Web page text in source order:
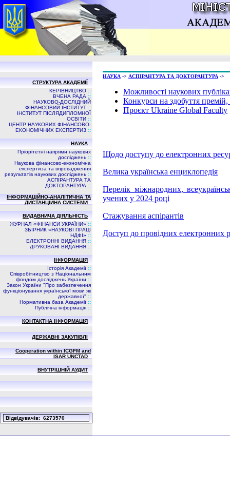
СТРУКТУРА АКАДЕМІЇ
КЕРІВНИЦТВО ::
ВЧЕНА РАДА ::
НАУКОВО-ДОСЛІДНИЙ
ФІНАНСОВИЙ ІНСТИТУТ ::
ІНСТИТУТ ПІСЛЯДИПЛОМНОЇ
ОСВІТИ ::
ЦЕНТР НАУКОВИХ ФІНАНСОВО-
ЕКОНОМІЧНИХ ЕКСПЕРТИЗ ::
НАУКА
Пріорітетні напрями наукових
досліджень ::
Наукова фінансово-економічна
експертиза та впровадження
результатів наукових досліджень ::
АСПIРАНТУРА ТА
ДОКТОРАНТУРА ::
ІНФОРМАЦІЙНО-АНАЛІТИЧНА ТА
ДИСТАНЦІЙНА СИСТЕМИ
ВИДАВНИЧА ДIЯЛЬНIСТЬ
ЖУРНАЛ «ФІНАНСИ УКРАЇНИ» ::
ЗБIРНИК «НАУКОВI ПРАЦI
НДФI» ::
ЕЛЕКТРОННІ ВИДАННЯ ::
ДРУКОВАНІ ВИДАННЯ ::
ІНФОРМАЦІЯ
Історія Академії ::
Співробітництво з Національним
фондом досліджень України ::
Закон України "Про забезпечення
функціонування української мови як
державної" ::
Нормативна база Академії ::
Публічна інформація ::
КОНТАКТНА ІНФОРМАЦІЯ
ДЕРЖАВНІ ЗАКУПІВЛІ
Cooperation within ICGFM and
ISAR UNCTAD
ВНУТРІШНІЙ АУДИТ
Вiдвiдувачiв: 6273570
НАУКА -> АСПIРАНТУРА ТА ДОКТОРАНТУРА ->
Можливості наукових
Конкурси на здобуття премій,
Проєкт Ukraine Global Faculty
Щодо доступу до електронних
Велика українська енциклопедія
Перелік міжнародних,
учених у 2024 році
Стажування аспірантів
Доступ до провідних електронних